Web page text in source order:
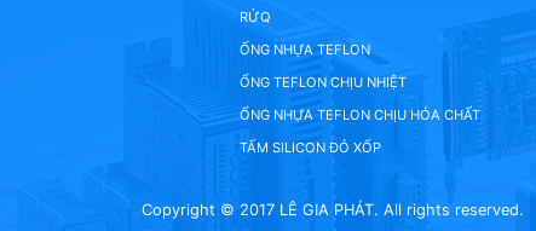
RỬQ
ỐNG NHỰA TEFLON
ỐNG TEFLON CHỊU NHIỆT
ỐNG NHỰA TEFLON CHỊU HÓA CHẤT
TẤM SILICON ĐỎ XỐP
Copyright © 2017 LÊ GIA PHÁT. All rights reserved.